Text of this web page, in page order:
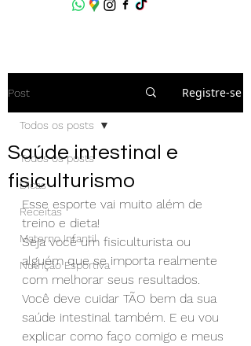
Post Registre-se
Todos os posts
Dicas
Receitas
Materno Infantil
Nutrição Esportiva
Todos os posts
Saúde intestinal e
fisiculturismo
Esse esporte vai muito além de
treino e dieta!
Seja você um fisiculturista ou
alguém que se importa realmente
com melhorar seus resultados.
Você deve cuidar TÃO bem da sua
saúde intestinal também. E eu vou
explicar como faço comigo e meus